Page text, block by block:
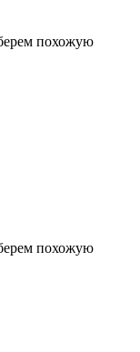
похожую
похожую